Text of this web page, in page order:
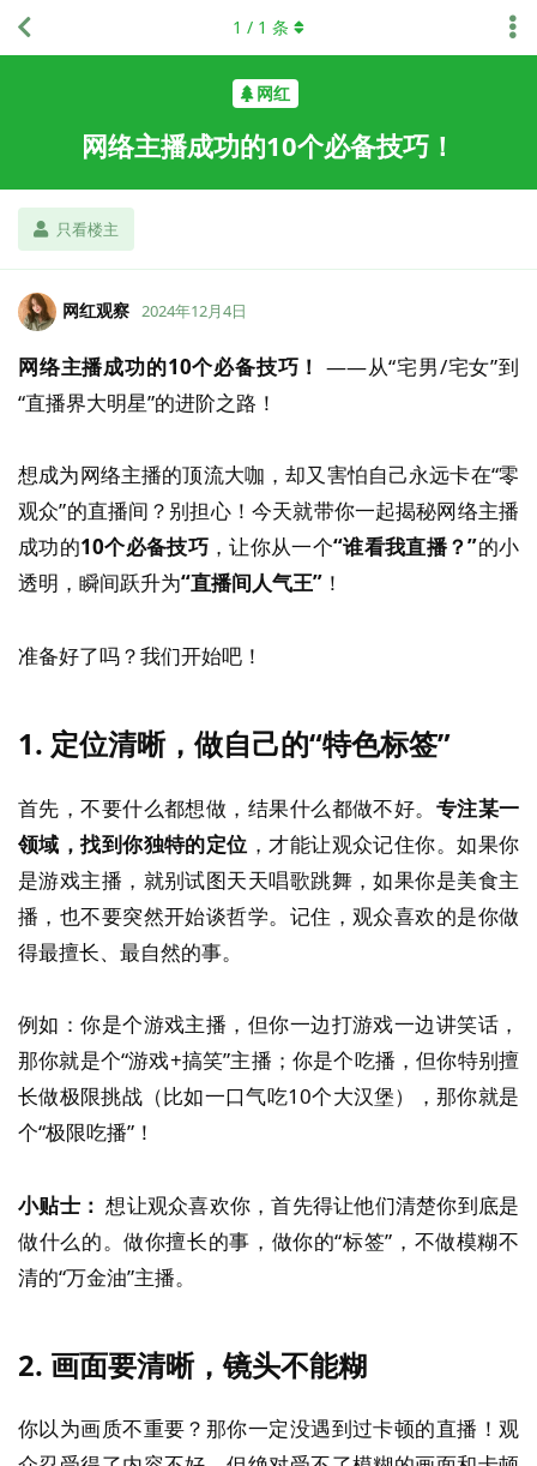
网红
网络主播成功的10个必备技巧！
只看楼主
1 / 1 条
网红观察 2024年12月4日
网络主播成功的10个必备技巧！ ——从“宅男/宅女”到
“直播界大明星”的进阶之路！
想成为网络主播的顶流大咖，却又害怕自己永远卡在“零
观众”的直播间？别担心！今天就带你一起揭秘网络主播
成功的10个必备技巧 ，让你从一个“谁看我直播？”的小
透明，瞬间跃升为“直播间人气王” ！
准备好了吗？我们开始吧！
1. 定位清晰，做自己的“特色标签”
首先，不要什么都想做，结果什么都做不好。 专注某一
领域，找到你独特的定位 ，才能让观众记住你。如果你
是游戏主播，就别试图天天唱歌跳舞，如果你是美食主
播，也不要突然开始谈哲学。记住，观众喜欢的是你做
得最擅长、最自然的事。
例如：你是个游戏主播，但你一边打游戏一边讲笑话，
那你就是个“游戏+搞笑”主播；你是个吃播，但你特别擅
长做极限挑战（比如一口气吃10个大汉堡），那你就是
个“极限吃播”！
小贴士： 想让观众喜欢你，首先得让他们清楚你到底是
做什么的。做你擅长的事，做你的“标签”，不做模糊不
清的“万金油”主播。
2. 画面要清晰，镜头不能糊
你以为画质不重要？那你一定没遇到过卡顿的直播！观